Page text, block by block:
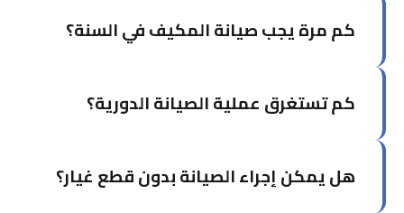
كم مرة يجب صيانة المكيف في السنة؟
موسم الصيف (أبريل-مايو) ومرة في فصل الخريف.
كم تستغرق عملية الصيانة الدورية؟
ساعة ونصف. إذا كان لديك أكثر من وحدة، يمكن أن
هل يمكن إجراء الصيانة بدون قطع غيار؟